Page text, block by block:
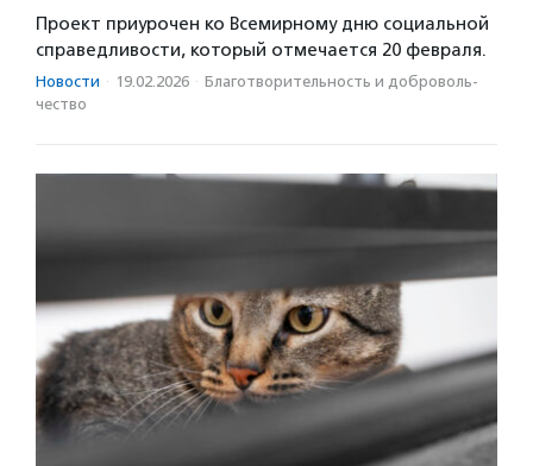
Проект приурочен ко Всемирному дню социальной
справедливости, который отмечается 20 февраля.
Новости · 19.02.2026 · Благотвори­тель­ность и доброволь­
чест­во